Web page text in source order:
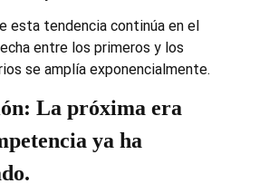
esta tendencia continúa en el
entre los primeros y los
se amplía exponencialmente.
La próxima era
ya ha